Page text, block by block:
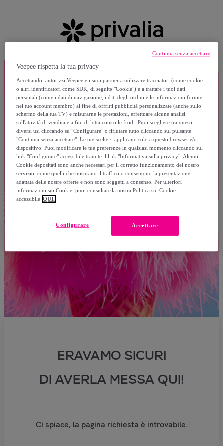
ERAVAMO SICURI
DI AVERLA MESSA QUI!
Ci spiace, la pagina richiesta è introvabile.
Veepee rispetta la tua privacy
Accettando, autorizzi Veepee e i suoi partner a utilizzare tracciatori (come cookie
o altri identificatori come SDK, di seguito "Cookie") e a trattare i tuoi dati
personali (come i dati di navigazione, i dati degli ordini e le informazioni fornite
nel tuo account membro) al fine di offrirti pubblicità personalizzate (anche sullo
schermo della tua TV) e misurarne le prestazioni, effettuare alcune analisi
sull'attività di vendita e a fini di lotta contro le frodi. Puoi scegliere tra questi
diversi usi cliccando su "Configurare" o rifiutare tutto cliccando sul pulsante
"Continua senza accettare". Le tue scelte si applicano solo a questo browser e/o
dispositivo. Puoi modificare le tue preferenze in qualsiasi momento cliccando sul
link "Configurare" accessibile tramite il link "Informativa sulla privacy". Alcuni
Cookie depositati sono anche necessari per il corretto funzionamento del nostro
servizio, come quelli che misurano il traffico o consentono la presentazione
adattata delle nostre offerte e non sono soggetti a consenso. Per ulteriori
informazioni sui Cookie, puoi consultare la nostra Politica sui Cookie
accessibile QUI.
Accettare
Configurare
Continua senza accettare